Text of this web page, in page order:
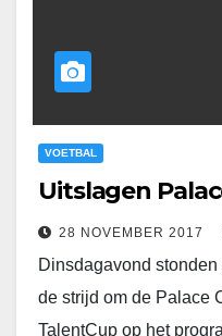
VOETBAL
Uitslagen
28 NOVEMBER 2017
Dinsdagavond
de strijd om de Palace
TalentCup op het